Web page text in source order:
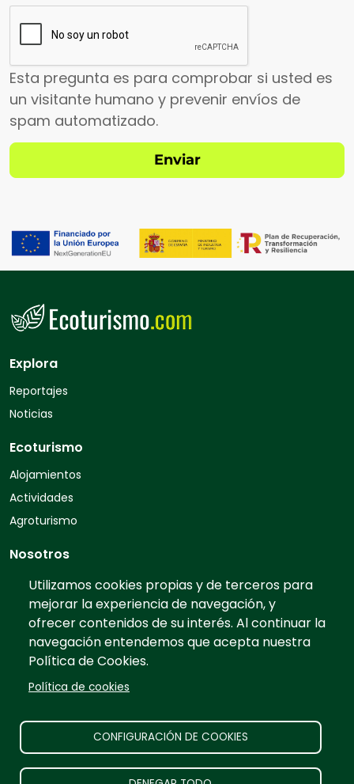
Esta pregunta es para comprobar si usted es
un visitante humano y prevenir envíos de
spam automatizado.
Utilizamos cookies propias y de terceros para
mejorar la experiencia de navegación, y
ofrecer contenidos de su interés. Al continuar la
navegación entendemos que acepta nuestra
Política de Cookies.
Política de cookies
CONFIGURACIÓN DE COOKIES
Explora
Reportajes
Noticias
Ecoturismo
Alojamientos
Actividades
Agroturismo
Nosotros
Quiénes somos
Contacto
Preguntas frecuentes
Tarifas
Información
Aviso legal